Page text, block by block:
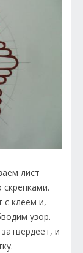
лист
с клеем и,
узор.
и